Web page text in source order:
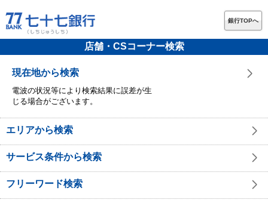
銀行TOPへ
店舗・CSコーナー検索
現在地から検索
電波の状況等により検索結果に誤差が生
じる場合がございます。
エリアから検索
サービス条件から検索
フリーワード検索